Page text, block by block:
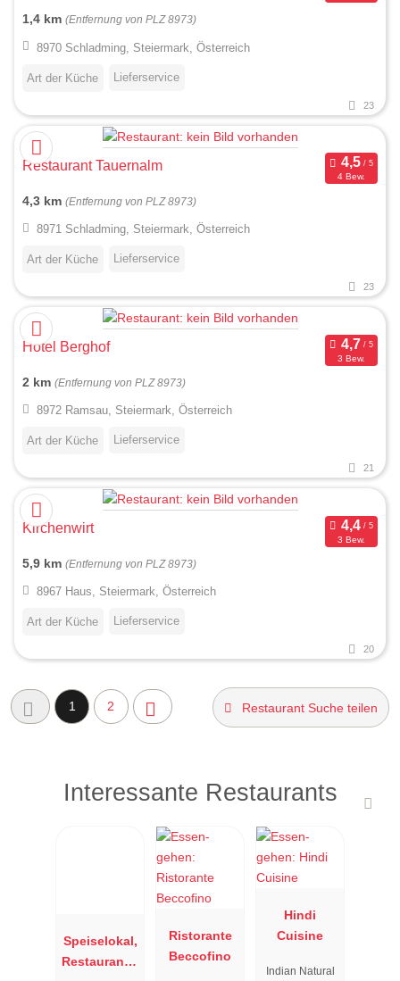
1,4 km (Entfernung von PLZ 8973)
8970 Schladming, Steiermark, Österreich
Art der Küche Lieferservice
23
Restaurant Tauernalm
4 Bew.
4,3 km (Entfernung von PLZ 8973)
8971 Schladming, Steiermark, Österreich
Art der Küche Lieferservice
23
Hotel Berghof
3 Bew.
2 km (Entfernung von PLZ 8973)
8972 Ramsau, Steiermark, Österreich
Art der Küche Lieferservice
21
Kirchenwirt
3 Bew.
5,9 km (Entfernung von PLZ 8973)
8967 Haus, Steiermark, Österreich
Art der Küche Lieferservice
20
1 2 Restaurant Suche teilen
Interessante Restaurants
Speiselokal,
Restaurant "
Ristorante
Beccofino
Hindi
Cuisine
Indian Natural